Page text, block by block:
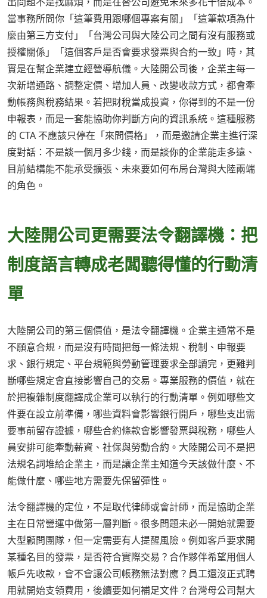
當事務所問你「這筆費用跟哪個專案有關」「這筆款項為什
麼由第三方支付」「台灣公司與大陸公司之間有沒有服務或
授權關係」「這個客戶是否會要求發票與合約一致」時，其
實是在幫企業建立經營導航儀。大陸開公司後，企業主每一
次新增通路、調整定價、增加人員、改變收款方式，都會牽
動帳務與稅務結果。若把財稅當成投資，你得到的不是一份
申報表，而是一套能協助你判斷方向的資訊系統。這種服務
的 CTA 不應該只停在「來問價格」，而是邀請企業主進行深
度對話：不是談一個月多少錢，而是談你的企業能走多遠、
目前結構能不能承受擴張、未來要如何布局台灣與大陸兩端
的角色。
大陸開公司更需要法令翻譯機：把
制度語言轉成老闆聽得懂的行動清
單
大陸開公司的第三個價值，是法令翻譯機。企業主通常不是
不願意合規，而是沒有時間把每一條法規、稅制、申報要
求、銀行規定、平台規範與勞動管理要求全部讀完，更難判
斷哪些規定會直接影響自己的交易。專業服務的價值，就在
於把複雜制度翻譯成企業可以執行的行動清單。例如哪些文
件要在設立前準備，哪些資料會影響銀行開戶，哪些支出需
要事前留存證據，哪些合約條款會影響發票與稅務，哪些人
員安排可能牽動薪資、社保與勞動合約。大陸開公司不是把
法規名詞堆給企業主，而是讓企業主知道今天該做什麼、不
能做什麼、哪些地方需要先保留彈性。
法令翻譯機的定位，不是取代律師或會計師，而是協助企業
主在日常營運中做第一層判斷。很多問題未必一開始就需要
大型顧問團隊，但一定需要有人提醒風險。例如客戶要求開
某種名目的發票，是否符合實際交易？合作夥伴希望用個人
帳戶先收款，會不會讓公司帳務無法對應？員工還沒正式聘
用就開始支領費用，後續要如何補足文件？台灣母公司幫大